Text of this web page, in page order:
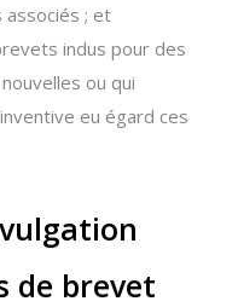
; et
indus pour des
ou qui
eu égard ces
de brevet